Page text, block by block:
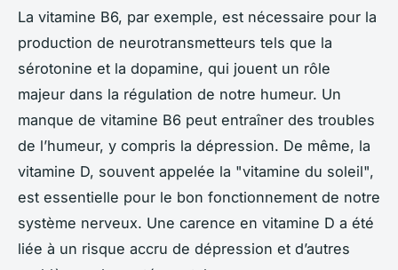
La vitamine B6, par exemple, est nécessaire pour la
production de neurotransmetteurs tels que la
sérotonine et la dopamine, qui jouent un rôle
majeur dans la régulation de notre humeur. Un
manque de vitamine B6 peut entraîner des troubles
de l’humeur, y compris la dépression. De même, la
vitamine D, souvent appelée la "vitamine du soleil",
est essentielle pour le bon fonctionnement de notre
système nerveux. Une carence en vitamine D a été
liée à un risque accru de dépression et d’autres